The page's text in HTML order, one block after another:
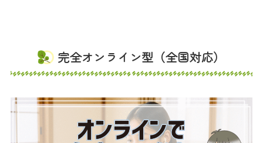
完全オンライン型（全国対応）